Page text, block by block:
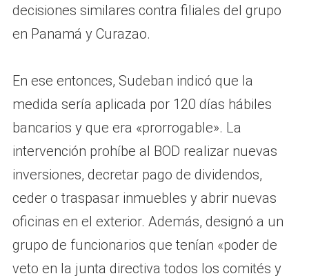
decisiones similares contra filiales del grupo
en Panamá y Curazao.
En ese entonces, Sudeban indicó que la
medida sería aplicada por 120 días hábiles
bancarios y que era «prorrogable». La
intervención prohíbe al BOD realizar nuevas
inversiones, decretar pago de dividendos,
ceder o traspasar inmuebles y abrir nuevas
oficinas en el exterior. Además, designó a un
grupo de funcionarios que tenían «poder de
veto en la junta directiva todos los comités y